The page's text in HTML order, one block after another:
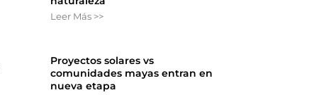
Leer Más >>
Proyectos solares vs
comunidades mayas entran en
nueva etapa